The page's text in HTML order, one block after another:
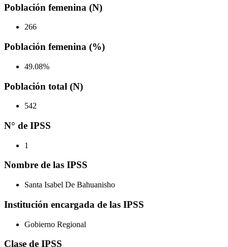
Población femenina (N)
266
Población femenina (%)
49.08%
Población total (N)
542
N° de IPSS
1
Nombre de las IPSS
Santa Isabel De Bahuanisho
Institución encargada de las IPSS
Gobierno Regional
Clase de IPSS